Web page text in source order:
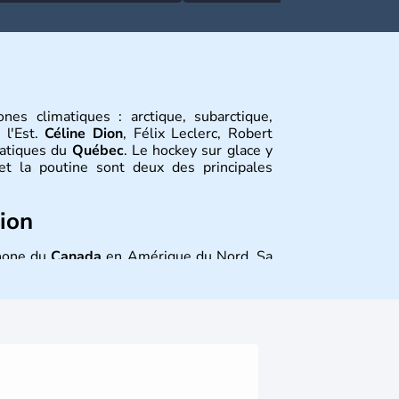
climatiques : arctique, subarctique,
l'Est.Céline Dion, Félix Leclerc, Robert
du Québec. Le hockey sur glace y
la poutine sont deux des principales
duCanadaen Amérique du Nord. Sa